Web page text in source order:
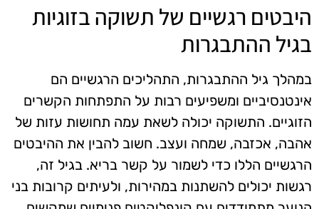
היבטים רגשיים של תשוקה בזוגיות
בגיל ההתבגרות
במהלך גיל ההתבגרות, התהליכים הרגשיים הם
אינטנסיביים ומשפיעים רבות על התפתחות הקשרים
הזוגיים. התשוקה יכולה לשאת עמה תחושות עזות של
אהבה, אכזבה, שמחה ועצב. חשוב להבין את ההיבטים
הרגשיים הללו כדי לשמור על קשר בריא. בגיל זה,
רגשות יכולים להשתנות במהירות, ולעיתים קרובות בני